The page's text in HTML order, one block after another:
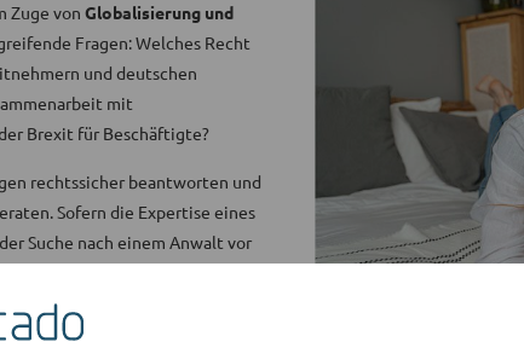
Zuge von Globalisierung und
Fragen: Welches Recht
und deutschen
mit
Brexit für Beschäftigte?
rechtssicher beantworten und
Sofern die Expertise eines
Suche nach einem Anwalt vor
mit über 550 Partner-